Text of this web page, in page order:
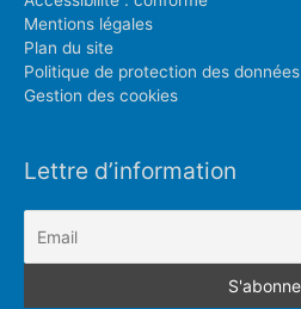
Mentions légales
Plan du site
Politique de protection des données
Gestion des cookies
Lettre d’information